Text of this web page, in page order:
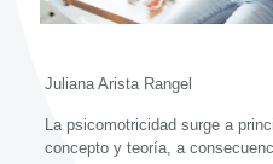
Juliana Arista Rangel
La psicomotricidad surge a
concepto y teoría, a